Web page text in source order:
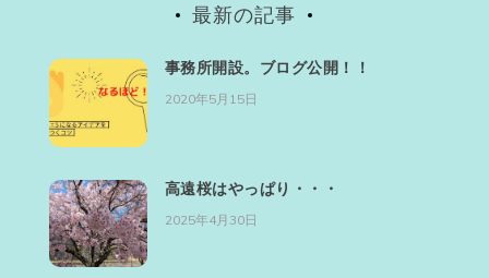
最新の記事
事務所開設。ブログ公開！！
2020年5月15日
高遠桜はやっぱり・・・
2025年4月30日